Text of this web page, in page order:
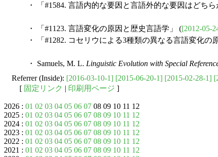
・ 「#1584. 言語内的な要因と言語外的な要因はどちら
・ 「#1123. 言語変化の原因と歴史言語学」 ([2012-05-
・ 「#1282. コセリウによる3種類の異なる言語変化の
・ Samuels, M. L. Linguistic Evolution with Special
Referrer (Inside): [2016-03-10-1] [2015-06-20-1] [2015-02-28-1]
[ 固定リンク | 印刷用ページ ]
2026 : 01 02 03 04 05 06 07 08 09 10 11 12
2025 : 01 02 03 04 05 06 07 08 09 10 11 12
2024 : 01 02 03 04 05 06 07 08 09 10 11 12
2023 : 01 02 03 04 05 06 07 08 09 10 11 12
2022 : 01 02 03 04 05 06 07 08 09 10 11 12
2021 : 01 02 03 04 05 06 07 08 09 10 11 12